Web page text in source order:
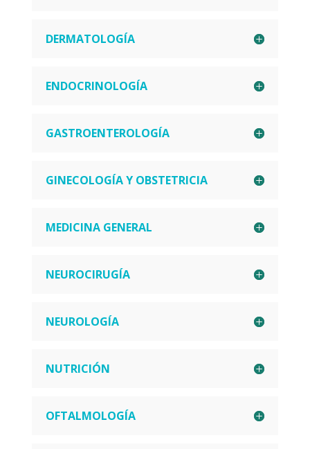
DERMATOLOGÍA
ENDOCRINOLOGÍA
GASTROENTEROLOGÍA
GINECOLOGÍA Y OBSTETRICIA
MEDICINA GENERAL
NEUROCIRUGÍA
NEUROLOGÍA
NUTRICIÓN
OFTALMOLOGÍA